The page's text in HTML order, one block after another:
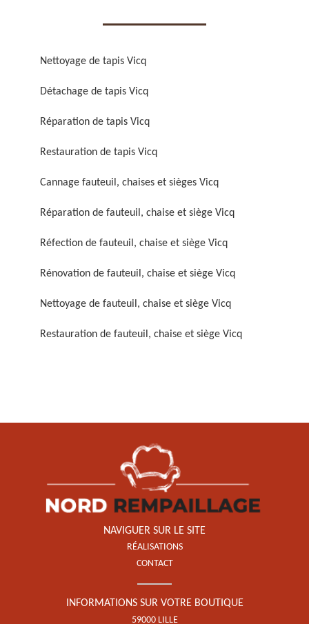
Réparation de fauteuil,
Rénovation de fauteuil,
chaise et siège 59
Nettoyage de fauteuil,
chaise et siège 59
Restauration de fauteuil,
chaise et siège 59
Nettoyage de tapis Vicq
Détachage de tapis Vicq
Réparation de tapis Vicq
Restauration de tapis Vicq
Cannage fauteuil, chaises et sièges Vicq
Réparation de fauteuil, chaise et siège Vicq
Réfection de fauteuil, chaise et siège Vicq
Rénovation de fauteuil, chaise et siège Vicq
Nettoyage de fauteuil, chaise et siège Vicq
Restauration de fauteuil, chaise et siège Vicq
NAVIGUER SUR LE SITE
RÉALISATIONS
CONTACT
INFORMATIONS SUR VOTRE BOUTIQUE
59000 LILLE